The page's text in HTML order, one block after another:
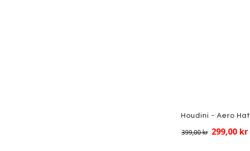
Houdini - Aero Hat
399,00 kr 299,00 kr